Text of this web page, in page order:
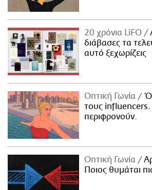
20 χρόνια LiFO
διάβασες τα
αυτό ξεχωρίζεις
Οπτική Γωνία
τους influencers.
περιφρονούν.
Οπτική Γωνία
Ποιος θυμάται